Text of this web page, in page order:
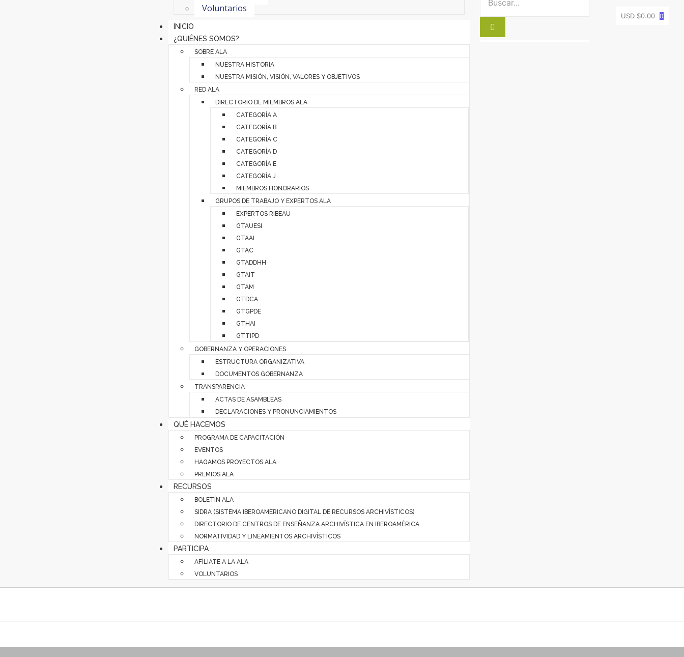
Voluntarios
INICIO
¿QUIÉNES SOMOS?
SOBRE ALA
NUESTRA HISTORIA
NUESTRA MISIÓN, VISIÓN, VALORES Y OBJETIVOS
RED ALA
DIRECTORIO DE MIEMBROS ALA
CATEGORÍA A
CATEGORÍA B
CATEGORÍA C
CATEGORÍA D
CATEGORÍA E
CATEGORÍA J
MIEMBROS HONORARIOS
GRUPOS DE TRABAJO Y EXPERTOS ALA
EXPERTOS RIBEAU
GTAUESI
GTAAI
GTAC
GTADDHH
GTAIT
GTAM
GTDCA
GTGPDE
GTHAI
GTTIPD
GOBERNANZA Y OPERACIONES
ESTRUCTURA ORGANIZATIVA
DOCUMENTOS GOBERNANZA
TRANSPARENCIA
ACTAS DE ASAMBLEAS
DECLARACIONES Y PRONUNCIAMIENTOS
QUÉ HACEMOS
PROGRAMA DE CAPACITACIÓN
EVENTOS
HAGAMOS PROYECTOS ALA
PREMIOS ALA
RECURSOS
BOLETÍN ALA
SIDRA (SISTEMA IBEROAMERICANO DIGITAL DE RECURSOS ARCHIVÍSTICOS)
DIRECTORIO DE CENTROS DE ENSEÑANZA ARCHIVÍSTICA EN IBEROAMÉRICA
NORMATIVIDAD Y LINEAMIENTOS ARCHIVÍSTICOS
PARTICIPA
AFÍLIATE A LA ALA
VOLUNTARIOS
USD $0.00 0